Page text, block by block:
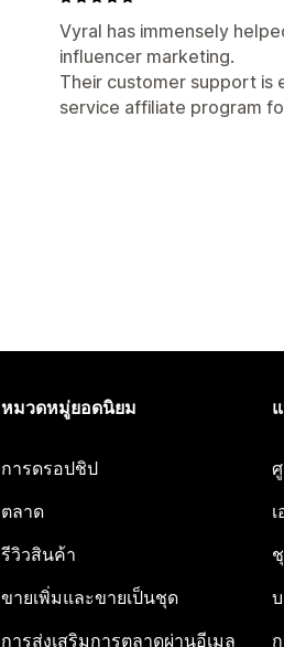
Vyral has immensely
influencer marketing.
Their customer support
service affiliate program
หมวดหมู่ยอดนิยม
การดรอปชิป
ตลาด
รีวิวสินค้า
ขายเพิ่มและขายเป็นชุด
การส่งเสริมการตลาดผ่านอีเมล